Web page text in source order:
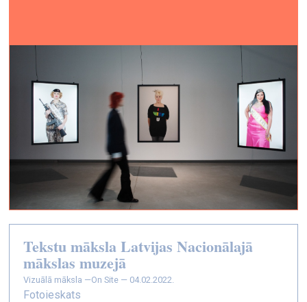
Tekstu māksla Latvijas Nacionālajā
mākslas muzejā
vizuālā māksla —On Site — 04.02.2022.
Fotoieskats